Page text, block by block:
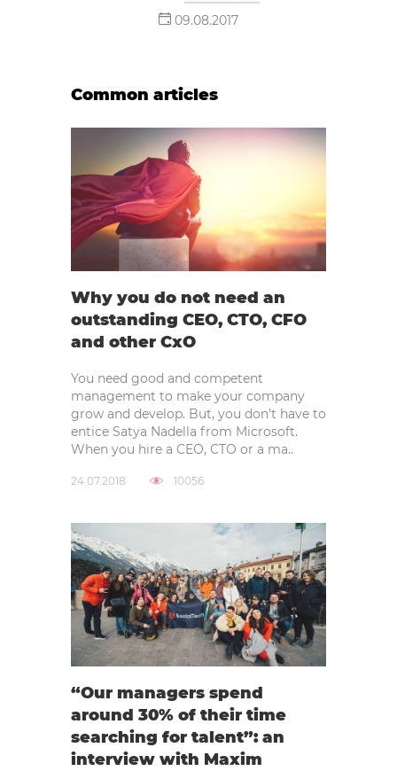
09.08.2017
Common articles
Why you do not need an
outstanding CEO, CTO, CFO
and other CxO
You need good and competent
management to make your company
grow and develop. But, you don’t have to
entice Satya Nadella from Microsoft.
When you hire a CEO, CTO or a ma..
24.07.2018 10056
“Our managers spend
around 30% of their time
searching for talent”: an
interview with Maxim